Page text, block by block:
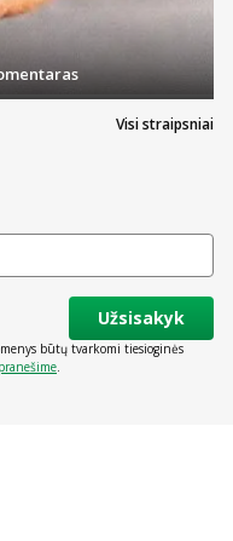
Visi straipsniai
Užsisakyk
būtų tvarkomi tiesioginės
.